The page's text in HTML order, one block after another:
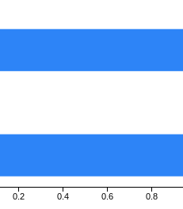
0.2 0.4 0.6 0.8